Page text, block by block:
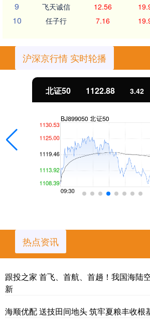
9 飞天诚信 12.56
10 任子行 7.16
沪深京行情 实时轮播
北证50 1122.88 3.42
热点资讯
跟投之家 首飞、首航、首趟！我国海陆
新
海顺优配 送技田间地头 筑牢夏粮丰收根